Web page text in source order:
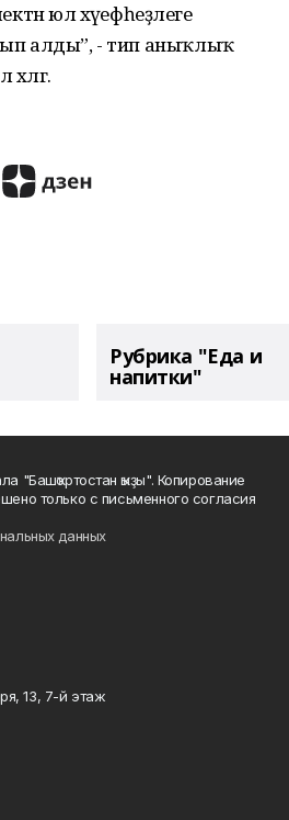
юл хәүефһеҙлеге
алды”, - тип аныҡлыҡ
Рубрика "Еда и
напитки"
"Башҡортостан ҡыҙы". Копирование
только с письменного согласия
данных
13, 7-й этаж